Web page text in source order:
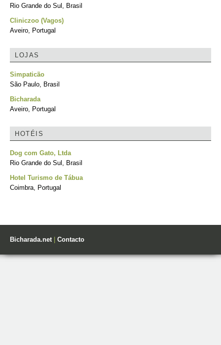
Rio Grande do Sul, Brasil
Cliniczoo (Vagos)
Aveiro, Portugal
LOJAS
Simpaticão
São Paulo, Brasil
Bicharada
Aveiro, Portugal
HOTÉIS
Dog com Gato, Ltda
Rio Grande do Sul, Brasil
Hotel Turismo de Tábua
Coimbra, Portugal
Bicharada.net| Contacto